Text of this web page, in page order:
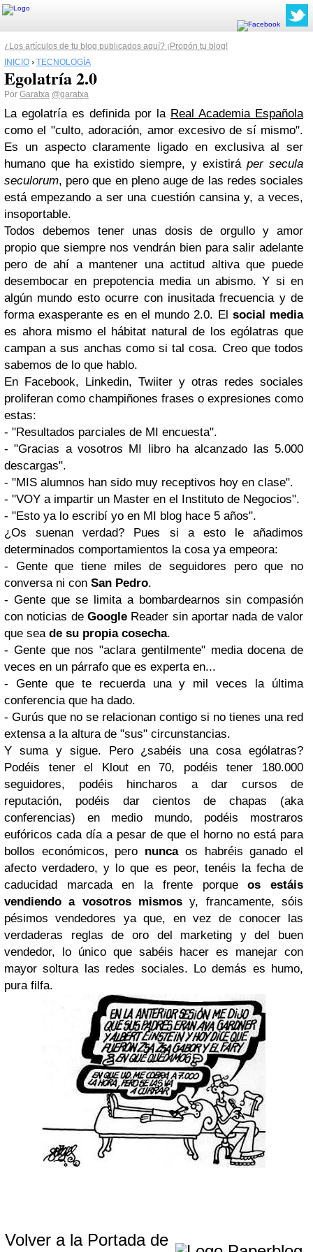
¿Los artículos de tu blog publicados aquí? ¡Propón tu blog!
INICIO › TECNOLOGÍA
Egolatría 2.0
Por Garatxa @garatxa
La egolatría es definida por la Real Academia Española
como el "culto, adoración, amor excesivo de sí mismo".
Es un aspecto claramente ligado en exclusiva al ser
humano que ha existido siempre, y existirá per secula
seculorum, pero que en pleno auge de las redes sociales
está empezando a ser una cuestión cansina y, a veces,
insoportable.
Todos debemos tener unas dosis de orgullo y amor
propio que siempre nos vendrán bien para salir adelante
pero de ahí a mantener una actitud altiva que puede
desembocar en prepotencia media un abismo. Y si en
algún mundo esto ocurre con inusitada frecuencia y de
forma exasperante es en el mundo 2.0. El social media
es ahora mismo el hábitat natural de los ególatras que
campan a sus anchas como si tal cosa. Creo que todos
sabemos de lo que hablo.
En Facebook, Linkedin, Twiiter y otras redes sociales
proliferan como champiñones frases o expresiones como
estas:
- "Resultados parciales de MI encuesta".
- "Gracias a vosotros MI libro ha alcanzado las 5.000
descargas".
- "MIS alumnos han sido muy receptivos hoy en clase".
- "VOY a impartir un Master en el Instituto de Negocios".
- "Esto ya lo escribí yo en MI blog hace 5 años".
¿Os suenan verdad? Pues si a esto le añadimos
determinados comportamientos la cosa ya empeora:
- Gente que tiene miles de seguidores pero que no
conversa ni con San Pedro.
- Gente que se limita a bombardearnos sin compasión
con noticias de Google Reader sin aportar nada de valor
que sea de su propia cosecha.
- Gente que nos "aclara gentilmente" media docena de
veces en un párrafo que es experta en...
- Gente que te recuerda una y mil veces la última
conferencia que ha dado.
- Gurús que no se relacionan contigo si no tienes una red
extensa a la altura de "sus" circunstancias.
Y suma y sigue. Pero ¿sabéis una cosa ególatras?
Podéis tener el Klout en 70, podéis tener 180.000
seguidores, podéis hincharos a dar cursos de
reputación, podéis dar cientos de chapas (aka
conferencias) en medio mundo, podéis mostraros
eufóricos cada día a pesar de que el horno no está para
bollos económicos, pero nuncaos habréis ganado el
afecto verdadero, y lo que es peor, tenéis la fecha de
caducidad marcada en la frente porqueos estáis
vendiendo a vosotros mismos y, francamente, sóis
pésimos vendedores ya que, en vez de conocer las
verdaderas reglas de oro del marketing y del buen
vendedor, lo único que sabéis hacer es manejar con
mayor soltura las redes sociales. Lo demás es humo,
pura filfa.
Volver a la Portada de